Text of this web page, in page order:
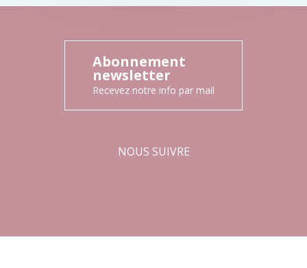
Abonnement
newsletter
Recevez notre info par mail
NOUS SUIVRE